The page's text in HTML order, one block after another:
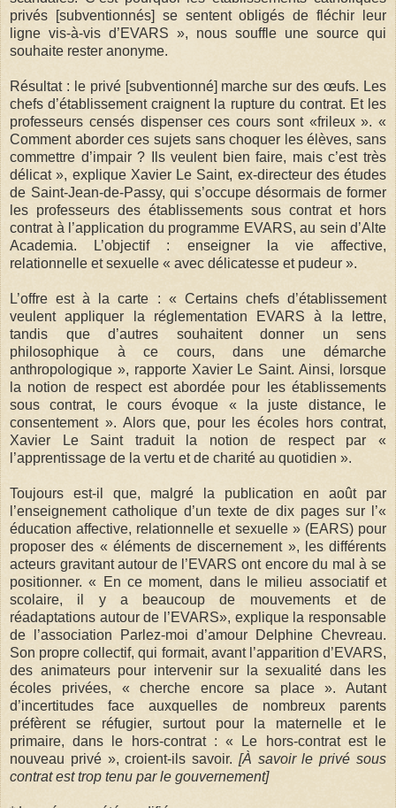
privés [subventionnés] se sentent obligés de fléchir leur
ligne vis-à-vis d’EVARS », nous souffle une source qui
souhaite rester anonyme.
Résultat : le privé [subventionné] marche sur des œufs. Les
chefs d’établissement craignent la rupture du contrat. Et les
professeurs censés dispenser ces cours sont «frileux ». «
Comment aborder ces sujets sans choquer les élèves, sans
commettre d’impair ? Ils veulent bien faire, mais c’est très
délicat », explique Xavier Le Saint, ex-directeur des études
de Saint-Jean-de-Passy, qui s’occupe désormais de former
les professeurs des établissements sous contrat et hors
contrat à l’application du programme EVARS, au sein d’Alte
Academia. L’objectif : enseigner la vie affective,
relationnelle et sexuelle « avec délicatesse et pudeur ».
L’offre est à la carte : « Certains chefs d’établissement
veulent appliquer la réglementation EVARS à la lettre,
tandis que d’autres souhaitent donner un sens
philosophique à ce cours, dans une démarche
anthropologique », rapporte Xavier Le Saint. Ainsi, lorsque
la notion de respect est abordée pour les établissements
sous contrat, le cours évoque « la juste distance, le
consentement ». Alors que, pour les écoles hors contrat,
Xavier Le Saint traduit la notion de respect par «
l’apprentissage de la vertu et de charité au quotidien ».
Toujours est-il que, malgré la publication en août par
l’enseignement catholique d’un texte de dix pages sur l’«
éducation affective, relationnelle et sexuelle » (EARS) pour
proposer des « éléments de discernement », les différents
acteurs gravitant autour de l’EVARS ont encore du mal à se
positionner. « En ce moment, dans le milieu associatif et
scolaire, il y a beaucoup de mouvements et de
réadaptations autour de l’EVARS», explique la responsable
de l’association Parlez-moi d’amour Delphine Chevreau.
Son propre collectif, qui formait, avant l’apparition d’EVARS,
des animateurs pour intervenir sur la sexualité dans les
écoles privées, « cherche encore sa place ». Autant
d’incertitudes face auxquelles de nombreux parents
préfèrent se réfugier, surtout pour la maternelle et le
primaire, dans le hors-contrat : « Le hors-contrat est le
nouveau privé », croient-ils savoir. [À savoir le privé sous
contrat est trop tenu par le gouvernement]